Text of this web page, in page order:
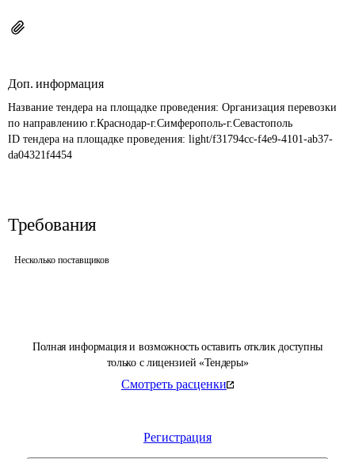
Полная информация и возможность оставить отклик доступны
только с лицензией «Тендеры»
Смотреть расценки
Регистрация
Доп. информация
Название тендера на площадке проведения: Организация перевозки
по направлению г.Краснодар-г.Симферополь-г.Севастополь
ID тендера на площадке проведения: light/f31794cc-f4e9-4101-ab37-
da04321f4454
Требования
Несколько поставщиков